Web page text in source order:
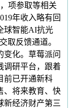
项参取等相关
年收入略有回
球智能AI抗光
取反馈通道。
变化。草莓派问
调研平台，跟着
前已开通新科
、将来教育、快
新经济财产第三